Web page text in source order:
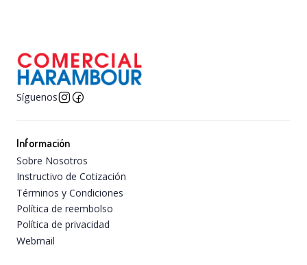
Síguenos
Información
Sobre Nosotros
Instructivo de Cotización
Términos y Condiciones
Política de reembolso
Política de privacidad
Webmail